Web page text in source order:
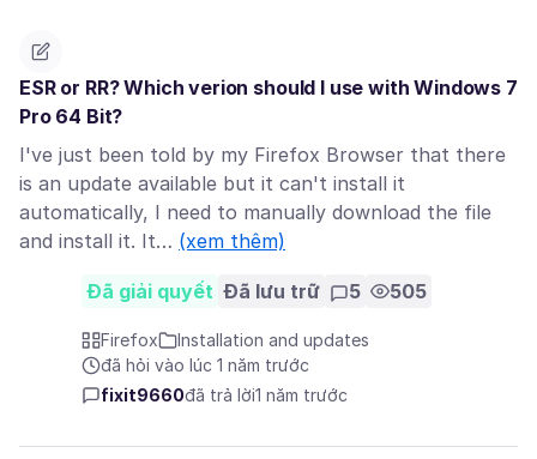
ESR or RR? Which verion should I use with Windows 7
Pro 64 Bit?
I've just been told by my Firefox Browser that there
is an update available but it can't install it
automatically, I need to manually download the file
and install it. It… (xem thêm)
Đã giải quyết Đã lưu trữ 5 505
Firefox
Installation and updates
đã hỏi vào lúc 1 năm trước
fixit9660đã trả lời1 năm trước